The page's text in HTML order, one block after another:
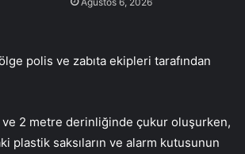
polis ve zabıta ekipleri tarafından
ve 2 metre derinliğinde çukur oluşurken,
plastik saksıların ve alarm kutusunun